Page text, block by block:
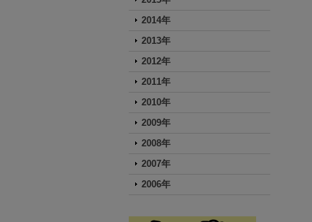
2014年
2013年
2012年
2011年
2010年
2009年
2008年
2007年
2006年